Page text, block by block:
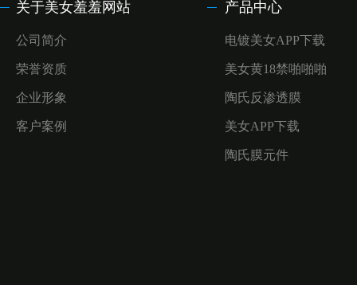
关于美女羞羞网站
公司简介
荣誉资质
企业形象
客户案例
产品中心
电镀美女APP下载
美女黄18禁啪啪啪
陶氏反渗透膜
美女APP下载
陶氏膜元件